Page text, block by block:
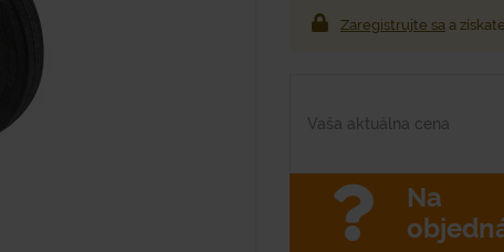
Zaregistrujte sa a
Vaša aktuálna cena
Na